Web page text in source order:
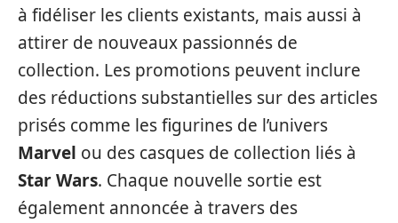
à fidéliser les clients existants, mais aussi à
attirer de nouveaux passionnés de
collection. Les promotions peuvent inclure
des réductions substantielles sur des articles
prisés comme les figurines de l’univers
Marvel ou des casques de collection liés à
Star Wars. Chaque nouvelle sortie est
également annoncée à travers des